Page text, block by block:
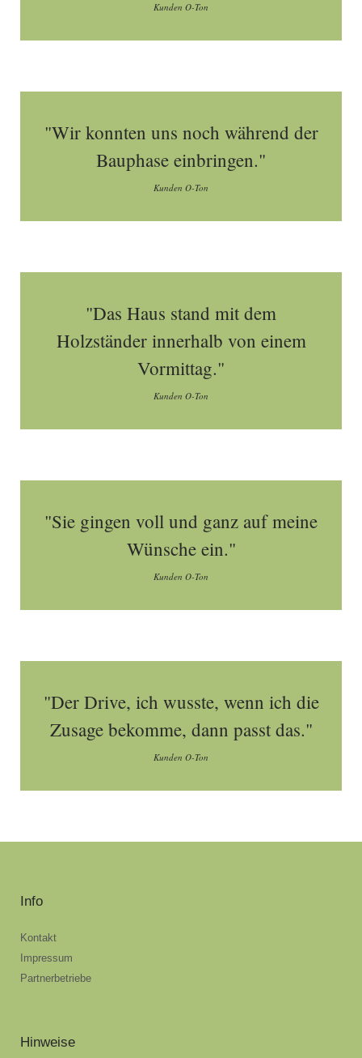
Kunden O-Ton
"Wir konnten uns noch während der
Bauphase einbringen."
Kunden O-Ton
"Das Haus stand mit dem
Holzständer innerhalb von einem
Vormittag."
Kunden O-Ton
"Sie gingen voll und ganz auf meine
Wünsche ein."
Kunden O-Ton
"Der Drive, ich wusste, wenn ich die
Zusage bekomme, dann passt das."
Kunden O-Ton
Info
Kontakt
Impressum
Partnerbetriebe
Hinweise